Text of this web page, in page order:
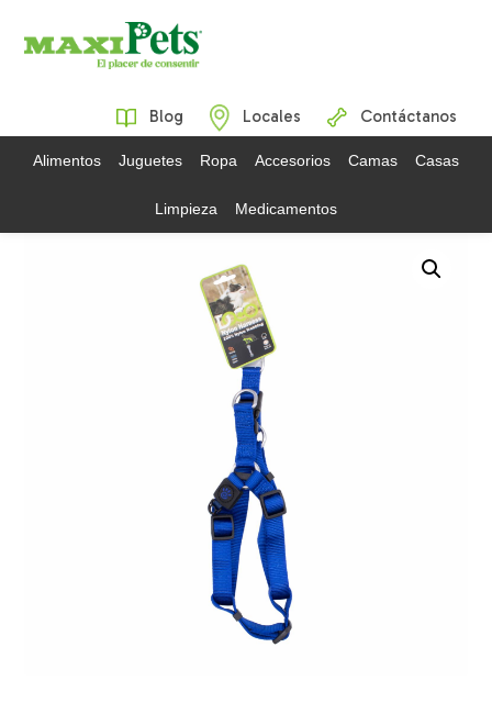
Blog Locales Contáctanos
Alimentos Juguetes Ropa Accesorios Camas Casas
Limpieza Medicamentos